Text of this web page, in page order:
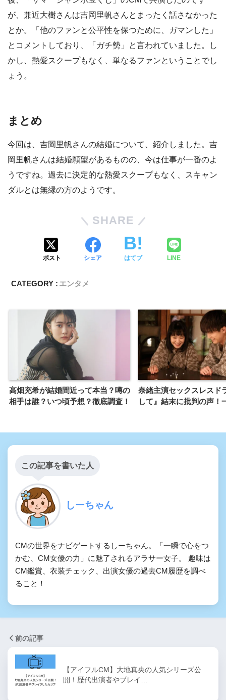
が、兼近大樹さんは吉岡里帆さんとまったく話さなかった
とか。「他のファンと公平性を保つために、ガマンした」
とコメントしており、「ガチ勢」と言われていました。し
かし、熱愛スクープもなく、単なるファンということでし
ょう。
まとめ
今回は、吉岡里帆さんの結婚について、紹介しました。吉
岡里帆さんは結婚願望があるものの、今は仕事が一番のよ
うですね。過去に決定的な熱愛スクープもなく、スキャン
ダルとは無縁の方のようです。
SHARE
ポスト シェア はてブ LINE
CATEGORY : エンタメ
高畑充希が結婚間近って本当？噂の
相手は誰？いつ頃予想？徹底調査！
奈緒主演セックスレスド
して』結末に批判の声！
この記事を書いた人
しーちゃん
CMの世界をナビゲートするしーちゃん。「一瞬で心をつ
かむ、CM女優の力」に魅了されるアラサー女子。 趣味は
CM鑑賞、衣装チェック、出演女優の過去CM履歴を調べ
ること！
前の記事
【アイフルCM】大地真央の人気シリーズ公
開！歴代出演者やブレイ…